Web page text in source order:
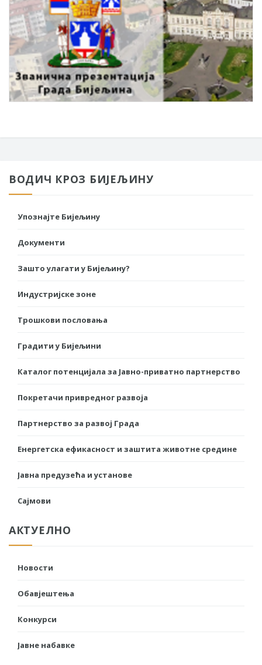
ВОДИЧ КРОЗ БИЈЕЉИНУ
Упознајте Бијељину
Документи
Зашто улагати у Бијељину?
Индустријске зоне
Трошкови пословања
Градити у Бијељини
Каталог потенцијала за Јавно-приватно партнерство
Покретачи привредног развоја
Партнерство за развој Града
Енергетска ефикасност и заштита животне средине
Јавна предузећа и установе
Сајмови
АКТУЕЛНО
Новости
Обавјештења
Конкурси
Јавне набавке